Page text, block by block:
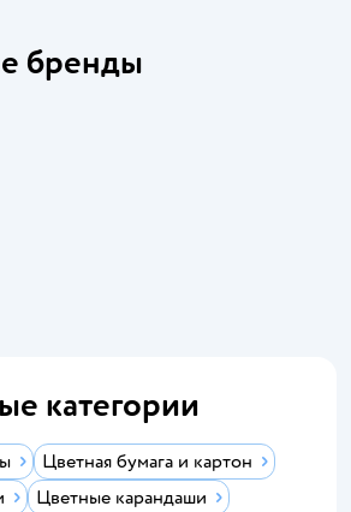
бренды
категории
Цветная бумага и картон
Цветные карандаши